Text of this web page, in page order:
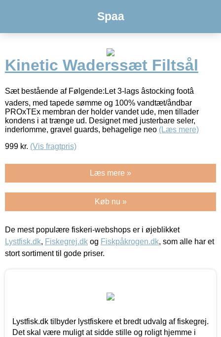
Spaa
Kinetic Waderssæt Filtsål
Sæt bestående af Følgende:Let 3-lags âstocking footâ
vaders, med tapede sømme og 100% vandtæt/åndbar
PROxTEx membran der holder vandet ude, men tillader
kondens i at trænge ud. Designet med justerbare seler,
inderlomme, gravel guards, behagelige neo (Læs mere)
999 kr. (Vis fragtpris)
Læs mere »
Køb nu »
De mest populære fiskeri-webshops er i øjeblikket
Lystfisk.dk, Fiskegrej.dk og Fiskpåkrogen.dk, som alle har et
stort sortiment til gode priser.
Lystfisk.dk tilbyder lystfiskere et bredt udvalg af fiskegrej.
Det skal være muligt at sidde stille og roligt hjemme i